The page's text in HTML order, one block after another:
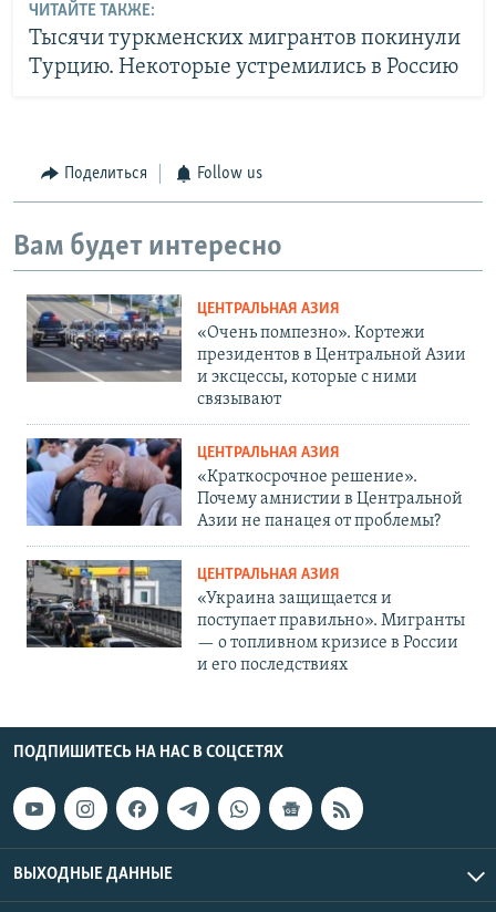
ЧИТАЙТЕ ТАКЖЕ:
Тысячи туркменских мигрантов покинули
Турцию. Некоторые устремились в Россию
Поделиться Follow us
Вам будет интересно
ЦЕНТРАЛЬНАЯ АЗИЯ
«Очень помпезно». Кортежи
президентов в Центральной Азии
и эксцессы, которые с ними
связывают
ЦЕНТРАЛЬНАЯ АЗИЯ
«Краткосрочное решение».
Почему амнистии в Центральной
Азии не панацея от проблемы?
ЦЕНТРАЛЬНАЯ АЗИЯ
«Украина защищается и
поступает правильно». Мигранты
— о топливном кризисе в России
и его последствиях
ПОДПИШИТЕСЬ НА НАС В СОЦСЕТЯХ
ВЫХОДНЫЕ ДАННЫЕ